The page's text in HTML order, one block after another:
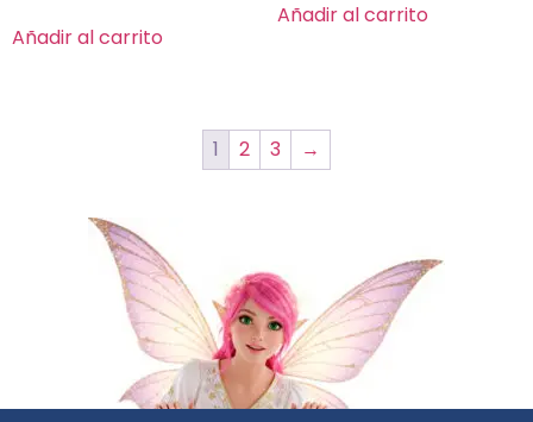
Añadir al carrito
Añadir al carrito
1 2 3 →